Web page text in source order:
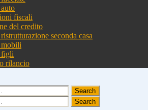
fiscali
del credito
seconda casa
figli
rilancio